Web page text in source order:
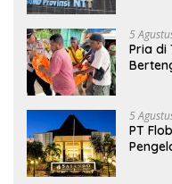
5
Pria di
5
PT